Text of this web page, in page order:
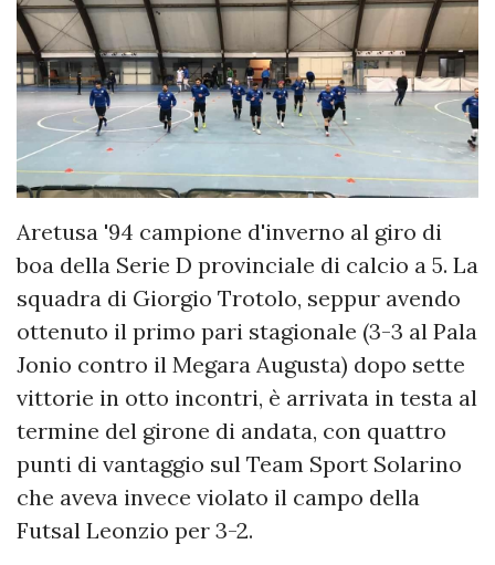
Aretusa '94 campione d'inverno al giro di
boa della Serie D provinciale di calcio a 5. La
squadra di Giorgio Trotolo, seppur avendo
ottenuto il primo pari stagionale (3-3 al Pala
Jonio contro il Megara Augusta) dopo sette
vittorie in otto incontri, è arrivata in testa al
termine del girone di andata, con quattro
punti di vantaggio sul Team Sport Solarino
che aveva invece violato il campo della
Futsal Leonzio per 3-2.